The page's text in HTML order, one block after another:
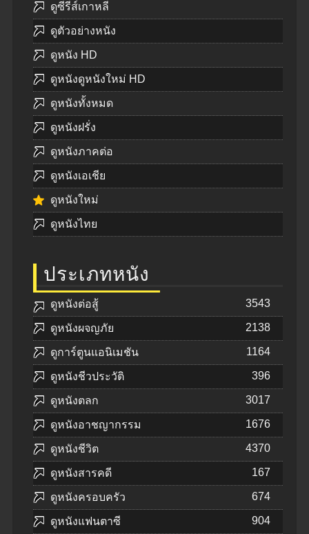
ดูซีรีส์เกาหลี
ดูตัวอย่างหนัง
ดูหนัง HD
ดูหนังดูหนังใหม่ HD
ดูหนังทั้งหมด
ดูหนังฝรั่ง
ดูหนังภาคต่อ
ดูหนังเอเชีย
ดูหนังใหม่
ดูหนังไทย
ประเภทหนัง
ดูหนังต่อสู้ 3543
ดูหนังผจญภัย 2138
ดูการ์ตูนแอนิเมชัน 1164
ดูหนังชีวประวัติ 396
ดูหนังตลก 3017
ดูหนังอาชญากรรม 1676
ดูหนังชีวิต 4370
ดูหนังสารคดี 167
ดูหนังครอบครัว 674
ดูหนังแฟนตาซี 904